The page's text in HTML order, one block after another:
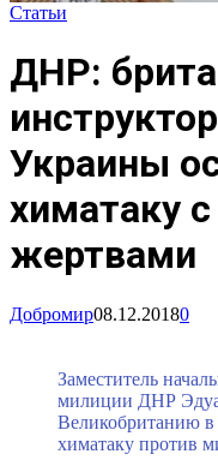
Статьи
ДНР:
Украины
химатаку
жертвами
Добромир08.12.20180
Заместитель
милиции ДНР
Великобританию
химатаку против